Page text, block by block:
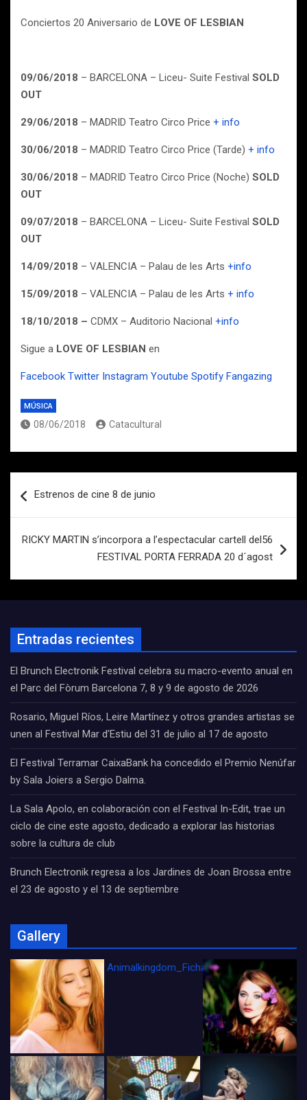
Conciertos 20 Aniversario de LOVE OF LESBIAN
09/06/2018 – BARCELONA – Liceu- Suite Festival SOLD
OUT
29/06/2018 – MADRID Teatro Circo Price + info
30/06/2018 – MADRID Teatro Circo Price (Tarde) + info
30/06/2018 – MADRID Teatro Circo Price (Noche) SOLD
OUT
09/07/2018 – BARCELONA – Liceu- Suite Festival SOLD
OUT
14/09/2018 – VALENCIA – Palau de les Arts +info
15/09/2018 – VALENCIA – Palau de les Arts + info
18/10/2018 – CDMX – Auditorio Nacional +info
Sigue a LOVE OF LESBIAN en
Facebook Twitter Instagram Youtube Spotify Fangazing
MÚSICA
08/06/2018 Catacultural
de
Estrenos de cine 8 de junio
RICKY MARTIN s’incorpora a l’espectacular cartell del56
FESTIVAL PORTA FERRADA 20 d´agost
Entradas recientes
El Brunch Electronik Festival celebra su macro-evento anual en
el Parc del Fòrum Barcelona 7, 8 y 9 de agosto de 2026
Rosario, Miguel Ríos, Leire Martínez y otros grandes artistas se
unen al Festival Mar d’Estiu del 31 de julio al 17 de agosto
El Festival Terramar CaixaBank ha concedido el Premio Nenúfar
by Sala Joiers a Sergio Dalma.
La Sala Apolo, en colaboración con el Festival In-Edit, trae un
ciclo de cine este agosto, dedicado a explorar las historias
sobre la cultura de club
Brunch Electronik regresa a los Jardines de Joan Brossa entre
el 23 de agosto y el 13 de septiembre
Gallery
Animalkingdom_FichaCine